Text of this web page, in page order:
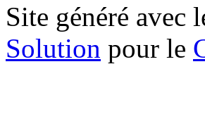
Site généré
Solution pour le